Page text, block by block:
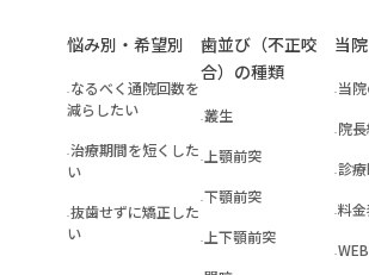
悩み別・希望別
なるべく通院回数を
減らしたい
治療期間を短くした
い
抜歯せずに矯正した
い
歯並び（不正咬
合）の種類
叢生
上顎前突
下顎前突
上下顎前突
当
当
院
診
料